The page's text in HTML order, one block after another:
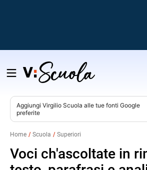
Salta
contenuto
Aggiungi Virgilio Scuola alle tue fonti Google
preferite
Home Scuola Superiori
Voci ch'ascoltate in